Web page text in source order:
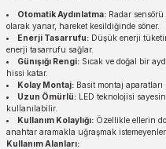
Otomatik Aydınlatma: Radar sensörü
olarak yanar, hareket kesildiğinde söner.
Enerji Tasarrufu: Düşük enerji
enerji tasarrufu sağlar.
Günışığı Rengi: Sıcak ve doğal bir
hissi katar.
Kolay Montaj: Basit montaj
Uzun Ömürlü: LED teknolojisi
kullanılabilir.
Kullanım Kolaylığı: Özellikle ellerin
anahtar aramakla uğraşmak
Kullanım Alanları: